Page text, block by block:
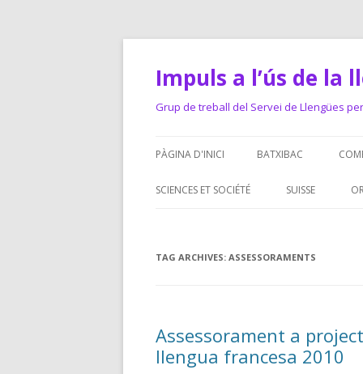
Impuls a l’ús de la
Grup de treball del Servei de Llengües
PÀGINA D'INICI BATXIBAC
SCIENCES ET SOCIÉTÉ SUISSE
TAG ARCHIVES: ASSESSORAMENTS
Assessorament a
llengua francesa 2010